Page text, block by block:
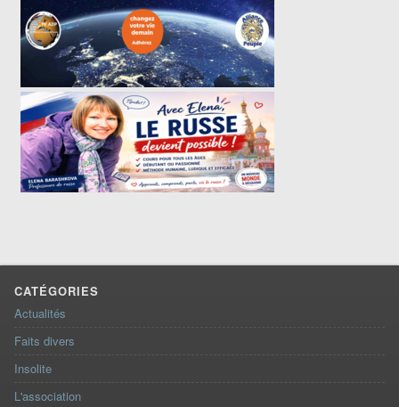
CATÉGORIES
Actualités
Faits divers
Insolite
L'association